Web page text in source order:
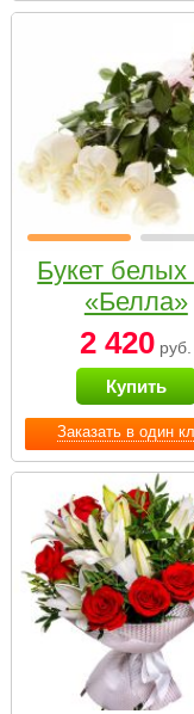
Заказать в один
Букет белых
«Белла»
2 420 руб.
Купить